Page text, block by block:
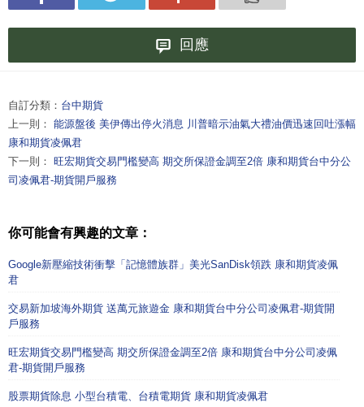
回應
自訂分類： 台中期貨
上一則： 能源盤後 美伊傳出停火消息 川普暗示油氣大禮油價迅速回吐漲幅
康和期貨凌佩君
下一則： 旺宏期貨交易門檻變高 期交所保證金調至2倍 康和期貨台中分公
司凌佩君-期貨開戶服務
你可能會有興趣的文章：
Google新壓縮技術衝擊「記憶體族群」美光SanDisk領跌 康和期貨凌佩
君
交易新加坡海外期貨 送萬元旅遊金 康和期貨台中分公司凌佩君-期貨開
戶服務
旺宏期貨交易門檻變高 期交所保證金調至2倍 康和期貨台中分公司凌佩
君-期貨開戶服務
股票期貨除息 小型台積電、台積電期貨 康和期貨凌佩君